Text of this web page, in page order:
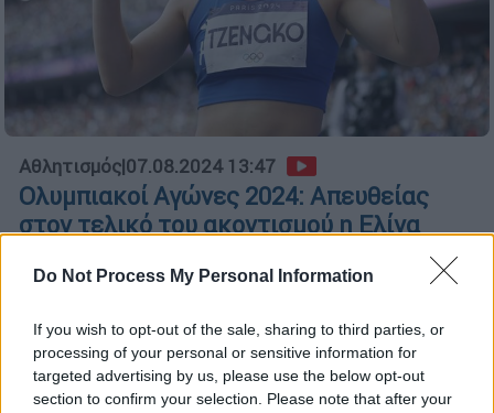
Do Not Process My Personal Information
If you wish to opt-out of the sale, sharing to third parties, or
processing of your personal or sensitive information for
targeted advertising by us, please use the below opt-out
section to confirm your selection. Please note that after your
Αθλητισμός|07.08.2024 13:47
Ολυμπιακοί Αγώνες 2024: Απευθείας
στον τελικό του ακοντισμού η Ελίνα
Η πρωταθλήτρια Ευρώπης του 2022 στο
Μόναχο «κάρφωσε» το ακόντιο στα 63,22μ.